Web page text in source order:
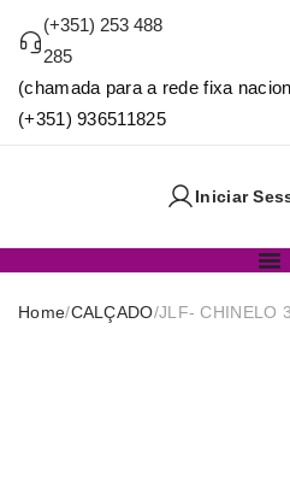
(+351) 253 488
285
(chamada para a rede fixa
(+351) 936511825
Iniciar
Home/CALÇADO/JLF- CHINELO